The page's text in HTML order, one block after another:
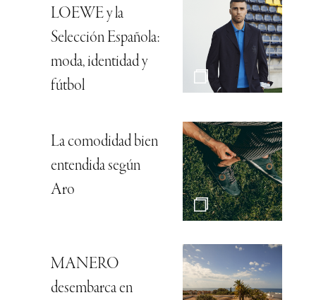
LOEWE y la
Selección Española:
moda, identidad y
fútbol
La comodidad bien
entendida según
Aro
MANERO
desembarca en